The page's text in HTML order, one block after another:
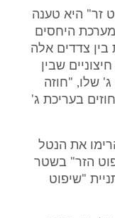
זר" היא טענה
היחסים
בין צדדים אלה
שבין
ג' שלו, "חוזה
בעריכת ג'
את הנטל
הזר" בשטר
"שיפוט